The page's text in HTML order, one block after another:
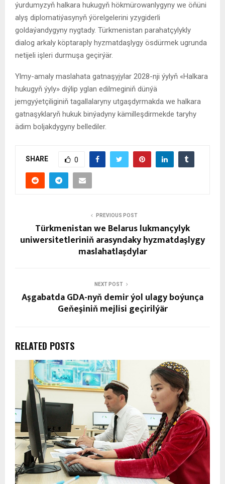
ýurdumyzyň halkara hukugyň hökmürowanlygyny we öňüni
alyş diplomatiýasynyň ýörelgelerini yzygiderli
goldaýandygyny nygtady. Türkmenistan parahatçylykly
dialog arkaly köptaraply hyzmatdaşlygy ösdürmek ugrunda
netijeli işleri durmuşa geçirýär.
Ylmy-amaly maslahata gatnaşyjylar 2028-nji ýylyň «Halkara
hukugyň ýyly» diýlip yglan edilmeginiň dünýä
jemgyýetçiliginiň tagallalaryny utgaşdyrmakda we halkara
gatnaşyklaryň hukuk binýadyny kämilleşdirmekde taryhy
ädim boljakdygyny bellediler.
SHARE 0
PREVIOUS POST
Türkmenistan we Belarus lukmançylyk
uniwersitetleriniň arasyndaky hyzmatdaşlygy
maslahatlaşdylar
NEXT POST
Aşgabatda GDA-nyň demir ýol ulagy boýunça
Geňeşiniň mejlisi geçirilýär
RELATED POSTS